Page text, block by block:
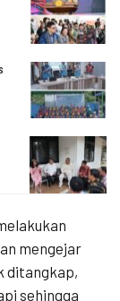
mengejar
ditangkap,
sehingga